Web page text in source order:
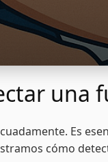
una
Es
cómo